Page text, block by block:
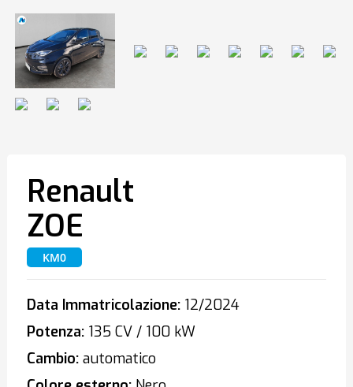
Renault
ZOE
KM0
Data Immatricolazione:12/2024
Potenza:135 CV / 100 kW
Cambio:automatico